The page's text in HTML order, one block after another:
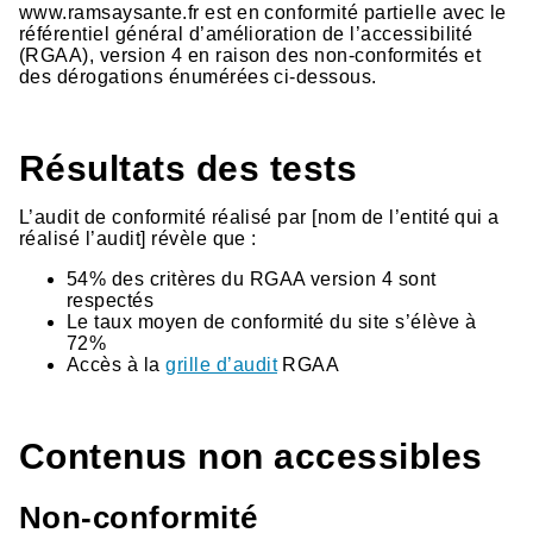
www.ramsaysante.fr est en conformité partielle avec le
référentiel général d’amélioration de l’accessibilité
(RGAA), version 4 en raison des non-conformités et
des dérogations énumérées ci-dessous.
Résultats des tests
L’audit de conformité réalisé par [nom de l’entité qui a
réalisé l’audit] révèle que :
54% des critères du RGAA version 4 sont
respectés
Le taux moyen de conformité du site s’élève à
72%
Accès à lagrille d’auditRGAA
Contenus non accessibles
Non-conformité